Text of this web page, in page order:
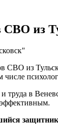
СВО из
СВО из
и труда в
эффективным.
защитник